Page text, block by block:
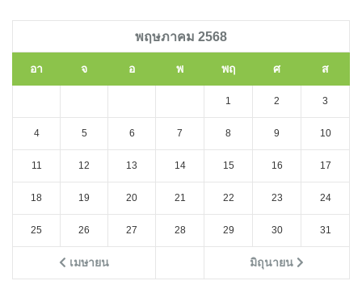
พฤษภาคม 2568
อา จ อ พ พฤ ศ ส
เมษายน มิถุนายน
1 2 3
4 5 6 7 8 9 10
11 12 13 14 15 16 17
18 19 20 21 22 23 24
25 26 27 28 29 30 31